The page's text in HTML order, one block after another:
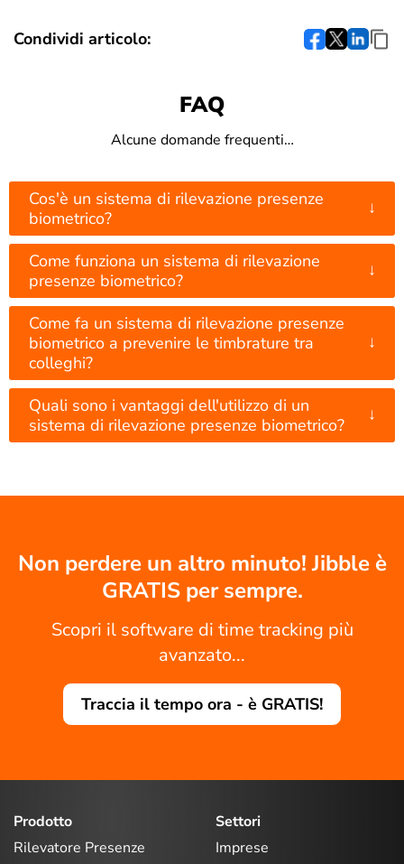
Condividi articolo:
FAQ
Alcune domande frequenti…
Cos'è un sistema di rilevazione presenze
biometrico?
↓
Come funziona un sistema di rilevazione
presenze biometrico?
↓
Come fa un sistema di rilevazione presenze
biometrico a prevenire le timbrature tra
colleghi?
↓
Quali sono i vantaggi dell'utilizzo di un
sistema di rilevazione presenze biometrico?
↓
Non perdere un altro minuto! Jibble è
GRATIS per sempre.
Scopri il software di time tracking più
avanzato...
Traccia il tempo ora - è GRATIS!
Prodotto
Rilevatore Presenze
Settori
Imprese